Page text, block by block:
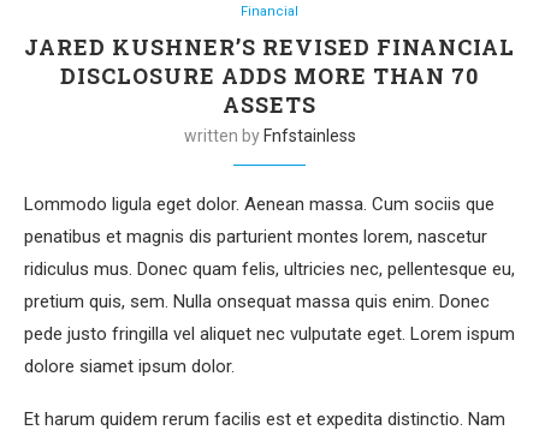
Financial
JARED KUSHNER’S REVISED FINANCIAL
DISCLOSURE ADDS MORE THAN 70
ASSETS
written by Fnfstainless
Lommodo ligula eget dolor. Aenean massa. Cum sociis que
penatibus et magnis dis parturient montes lorem, nascetur
ridiculus mus. Donec quam felis, ultricies nec, pellentesque eu,
pretium quis, sem. Nulla onsequat massa quis enim. Donec
pede justo fringilla vel aliquet nec vulputate eget. Lorem ispum
dolore siamet ipsum dolor.
Et harum quidem rerum facilis est et expedita distinctio. Nam